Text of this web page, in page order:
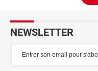
NEWSLETTER